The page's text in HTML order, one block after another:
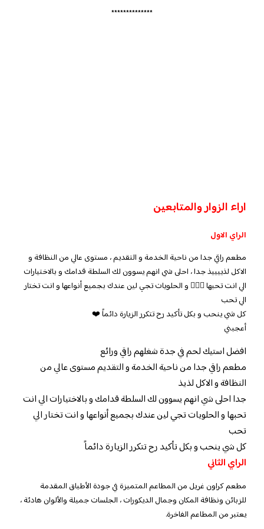
**************
اراء الزوار والمتابعين
الراي الاول
مطعم راقي جدا من ناحية الخدمة و التقديم ، مستوى عالي من النظافة و
الاكل لذييييذ جدا ، احلى شي انهم يسوون لك السلطة قدامك و بالاختيارات
الي انت تحبها 👍🏻😍 و الحلويات تجي لين عندك بجميع أنواعها و انت تختار
الي تحب
كل شي ينحب و بكل تأكيد رح تتكرر الزيارة دائماً ❤️
أعجبني
افضل استيك لحم في جدة شغلهم راقي ورائع
مطعم راقي جدا من ناحية الخدمة و التقديم مستوى عالي من
النظافة و الاكل لذيذ
جدا احلى شي انهم يسوون لك السلطة قدامك و بالاختيارات الي انت
تحبها و الحلويات تجي لين عندك بجميع أنواعها و انت تختار الي
تحب
كل شي ينحب و بكل تأكيد رح تتكرر الزيارة دائماً
الراي الثاني
مطعم كراون غريل من المطاعم المتميزة في جودة الأطباق المقدمة
للزبائن ونظافة المكان وجمال الديكورات ، الجلسات جميلة والألوان هادئة ،
يعتبر من المطاعم الفاخرة.